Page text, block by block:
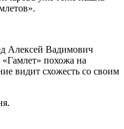
Алексей Вадимович
похожа на
видит схожесть со своим